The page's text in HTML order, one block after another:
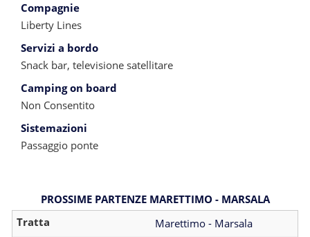
Compagnie
Liberty Lines
Servizi a bordo
Snack bar, televisione satellitare
Camping on board
Non Consentito
Sistemazioni
Passaggio ponte
PROSSIME PARTENZE MARETTIMO - MARSALA
Marettimo - Marsala